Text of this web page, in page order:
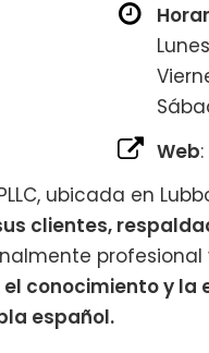
Web:
ubicada en
clientes,
el conocimiento y la
español.